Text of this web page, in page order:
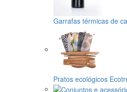
Garrafas térmicas de
Pratos ecológicos